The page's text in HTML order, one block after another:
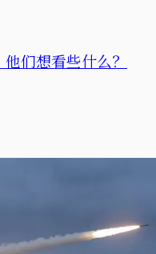
们想看些什么？